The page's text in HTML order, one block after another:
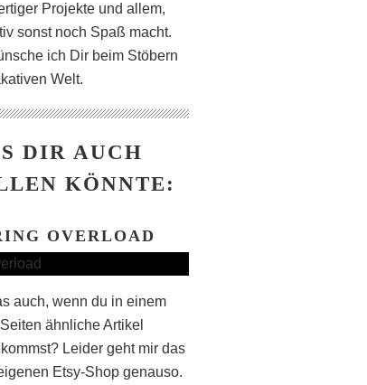
Projekte und allem,
sonst noch Spaß macht.
ich Dir beim Stöbern
Welt.
DIR AUCH
KÖNNTE:
OVERLOAD
auch, wenn du in einem
ähnliche Artikel
Leider geht mir das
Etsy-Shop genauso.